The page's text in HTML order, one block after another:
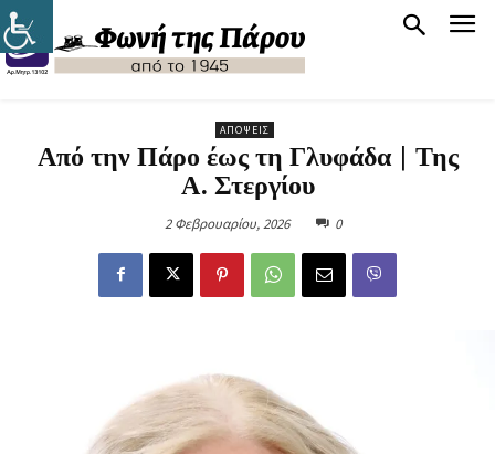
ΑΠΌΨΕΙΣ
Από την Πάρο έως τη Γλυφάδα | Της
Α. Στεργίου
2 Φεβρουαρίου, 2026 0